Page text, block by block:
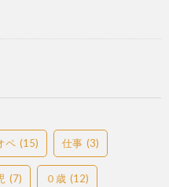
ペ (15) 仕事 (3)
(7) ０歳 (12)